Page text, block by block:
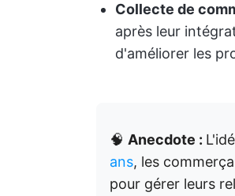
Collecte de
après leur
d'améliorer les
🧠 Anecdote :
ans, les
pour gérer leurs